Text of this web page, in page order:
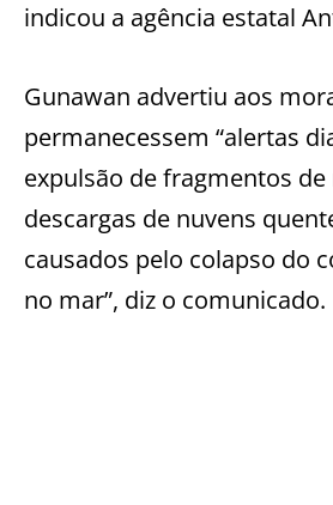
indicou a agência estatal
Gunawan advertiu aos
permanecessem “alertas
expulsão de fragmentos de
descargas de nuvens
causados pelo colapso do
no mar”, diz o comunicado.